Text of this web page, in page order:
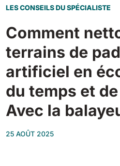
E55
E51
530 mm
610 mm
Rider 1201
1200 mm
Rider Lift
1200 mm
LES CONSEILS DU SPÉCIALISTE
Comment
terrains de
artificiel en
du temps et de
Avec la
25 AOÛT 2025